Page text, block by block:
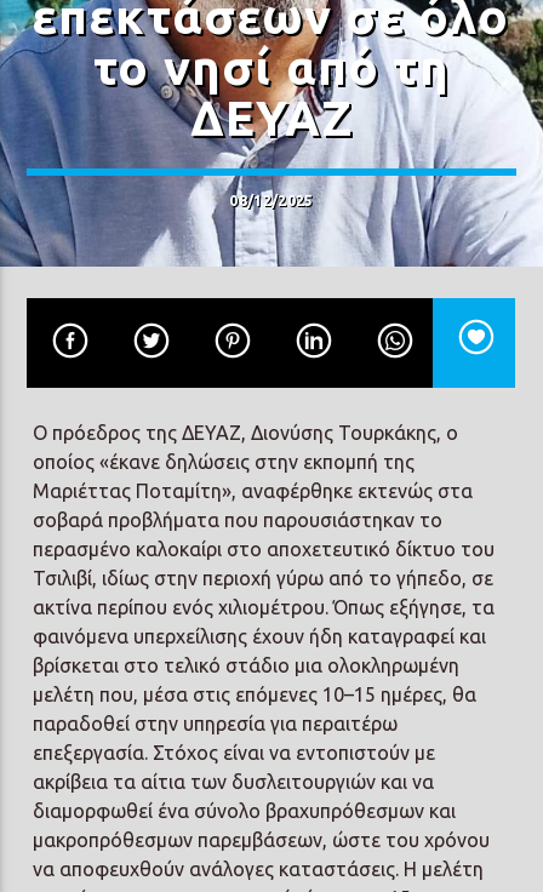
Prisma Radio 90,2
επεκτάσεων σε όλο
το νησί από τη
ΔΕΥΑΖ
08/12/2025
Ο πρόεδρος της ΔΕΥΑΖ, Διονύσης Τουρκάκης, ο
οποίος «έκανε δηλώσεις στην εκπομπή της
Μαριέττας Ποταμίτη», αναφέρθηκε εκτενώς στα
σοβαρά προβλήματα που παρουσιάστηκαν το
περασμένο καλοκαίρι στο αποχετευτικό δίκτυο του
Τσιλιβί, ιδίως στην περιοχή γύρω από το γήπεδο, σε
ακτίνα περίπου ενός χιλιομέτρου. Όπως εξήγησε, τα
φαινόμενα υπερχείλισης έχουν ήδη καταγραφεί και
βρίσκεται στο τελικό στάδιο μια ολοκληρωμένη
μελέτη που, μέσα στις επόμενες 10–15 ημέρες, θα
παραδοθεί στην υπηρεσία για περαιτέρω
επεξεργασία. Στόχος είναι να εντοπιστούν με
ακρίβεια τα αίτια των δυσλειτουργιών και να
διαμορφωθεί ένα σύνολο βραχυπρόθεσμων και
μακροπρόθεσμων παρεμβάσεων, ώστε του χρόνου
να αποφευχθούν ανάλογες καταστάσεις. Η μελέτη